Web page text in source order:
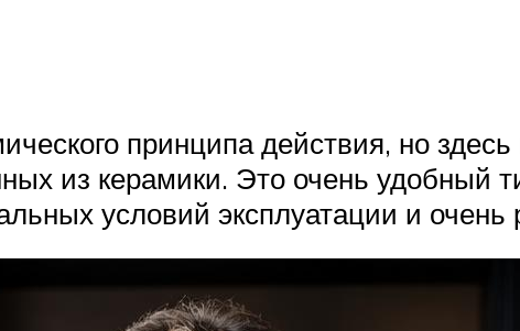
принципа действия, но
из керамики. Это очень удобный
условий эксплуатации и